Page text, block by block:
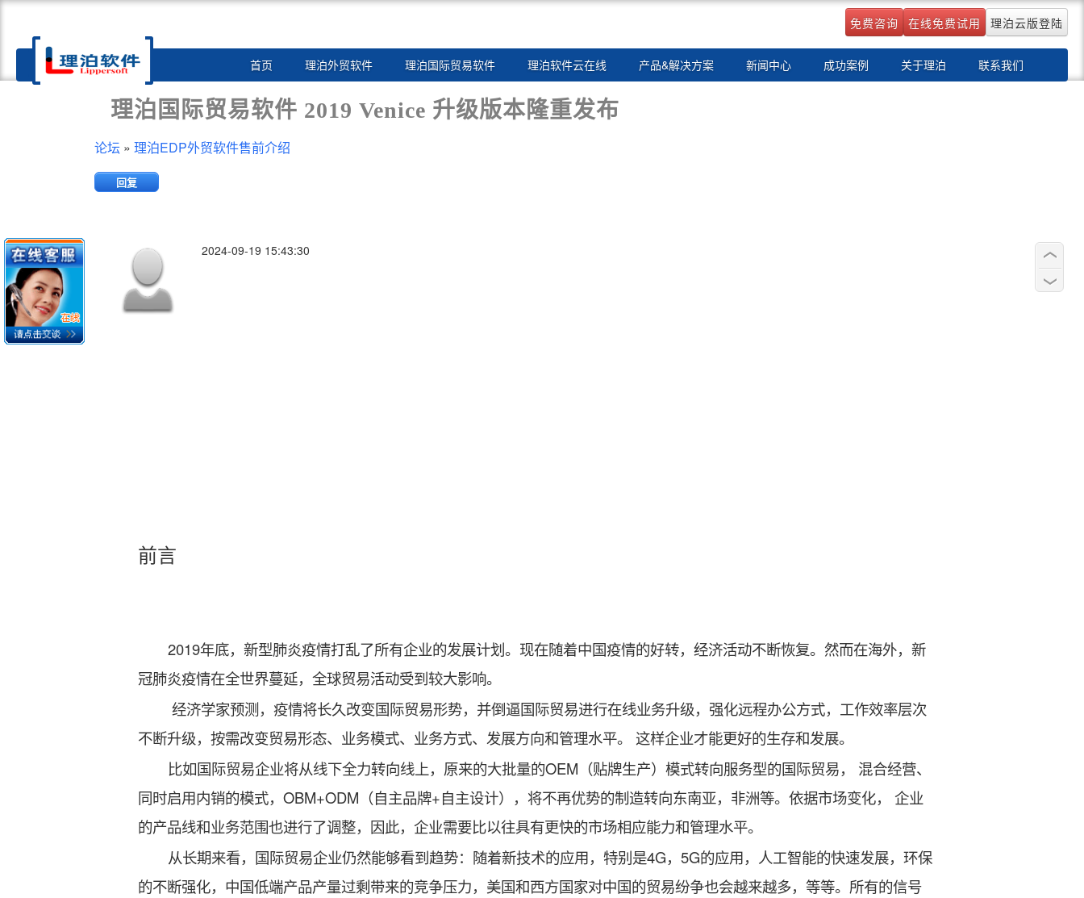
免费咨询 在线免费试用 理泊云版登陆
Toggle
首页 理泊外贸软件 理泊国际贸易软件 理泊软件云在线 产品&解决方案 新闻中心 成功案例 关于理泊 联系我们
理泊国际贸易软件 2019 Venice 升级版本隆重发布
论坛 » 理泊EDP外贸软件售前介绍
回复
2024-09-19 15:43:30
前言
2019年底，新型肺炎疫情打乱了所有企业的发展计划。现在随着中国疫情的好转，经济活动不断恢复。然而在海外，新
冠肺炎疫情在全世界蔓延，全球贸易活动受到较大影响。
经济学家预测，疫情将长久改变国际贸易形势，并倒逼国际贸易进行在线业务升级，强化远程办公方式，工作效率层次
不断升级，按需改变贸易形态、业务模式、业务方式、发展方向和管理水平。 这样企业才能更好的生存和发展。
比如国际贸易企业将从线下全力转向线上，原来的大批量的OEM（贴牌生产）模式转向服务型的国际贸易， 混合经营、
同时启用内销的模式，OBM+ODM（自主品牌+自主设计），将不再优势的制造转向东南亚，非洲等。依据市场变化， 企业
的产品线和业务范围也进行了调整，因此，企业需要比以往具有更快的市场相应能力和管理水平。
从长期来看，国际贸易企业仍然能够看到趋势：随着新技术的应用，特别是4G，5G的应用，人工智能的快速发展，环保
的不断强化，中国低端产品产量过剩带来的竞争压力，美国和西方国家对中国的贸易纷争也会越来越多，等等。所有的信号